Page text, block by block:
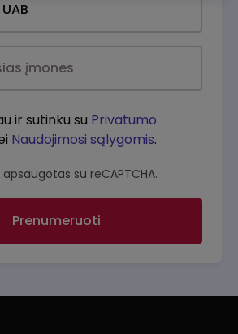
ir sutinku su Privatumo
Naudojimosi sąlygomis.
apsaugotas su reCAPTCHA.
Prenumeruoti